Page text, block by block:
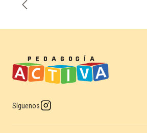
Síguenos